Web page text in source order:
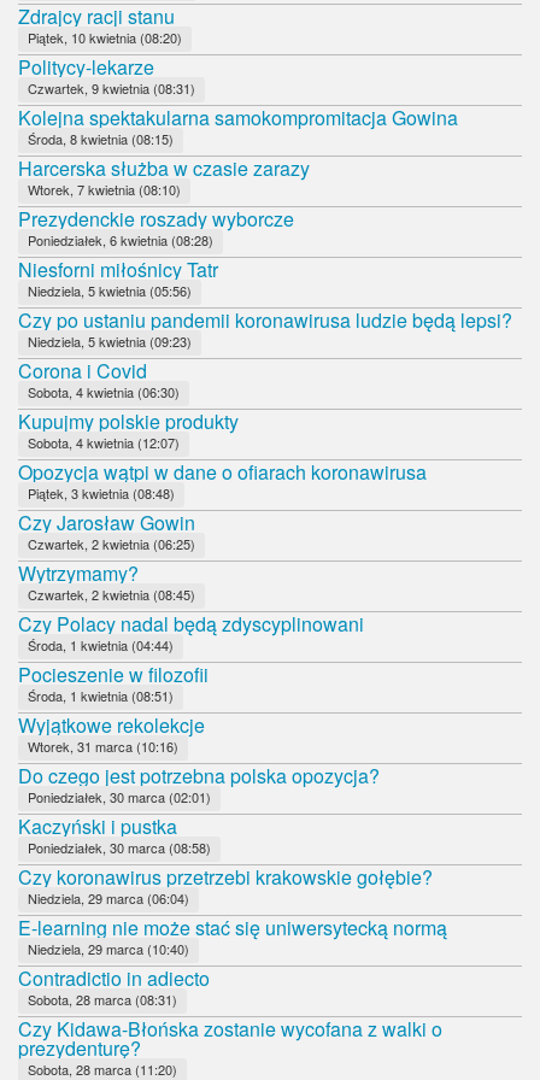
Zdrajcy racji stanu
Piątek, 10 kwietnia (08:20)
Politycy-lekarze
Czwartek, 9 kwietnia (08:31)
Kolejna spektakularna samokompromitacja Gowina
Środa, 8 kwietnia (08:15)
Harcerska służba w czasie zarazy
Wtorek, 7 kwietnia (08:10)
Prezydenckie roszady wyborcze
Poniedziałek, 6 kwietnia (08:28)
Niesforni miłośnicy Tatr
Niedziela, 5 kwietnia (05:56)
Czy po ustaniu pandemii koronawirusa ludzie będą lepsi?
Niedziela, 5 kwietnia (09:23)
Corona i Covid
Sobota, 4 kwietnia (06:30)
Kupujmy polskie produkty
Sobota, 4 kwietnia (12:07)
Opozycja wątpi w dane o ofiarach koronawirusa
Piątek, 3 kwietnia (08:48)
Czy Jarosław Gowin
Czwartek, 2 kwietnia (06:25)
Wytrzymamy?
Czwartek, 2 kwietnia (08:45)
Czy Polacy nadal będą zdyscyplinowani
Środa, 1 kwietnia (04:44)
Pocieszenie w filozofii
Środa, 1 kwietnia (08:51)
Wyjątkowe rekolekcje
Wtorek, 31 marca (10:16)
Do czego jest potrzebna polska opozycja?
Poniedziałek, 30 marca (02:01)
Kaczyński i pustka
Poniedziałek, 30 marca (08:58)
Czy koronawirus przetrzebi krakowskie gołębie?
Niedziela, 29 marca (06:04)
E-learning nie może stać się uniwersytecką normą
Niedziela, 29 marca (10:40)
Contradictio in adiecto
Sobota, 28 marca (08:31)
Czy Kidawa-Błońska zostanie wycofana z walki o
prezydenturę?
Sobota, 28 marca (11:20)